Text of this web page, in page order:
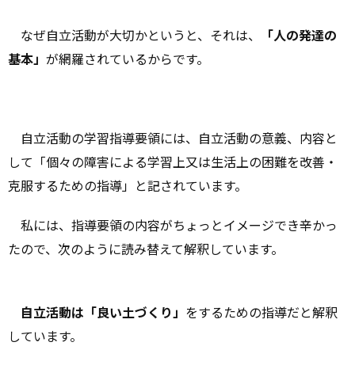
なぜ自立活動が大切かというと、それは、
「人の発達の
基本」 が網羅されているからです。
自立活動の学習指導要領には、自立活動の意義、内容と
して「個々の障害による学習上又は生活上の困難を改善・
克服するための指導」と記されています。
私には、指導要領の内容がちょっとイメージでき辛かっ
たので、次のように読み替えて解釈しています。
自立活動は「良い土づくり」 をするための指導だと解釈
しています。